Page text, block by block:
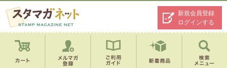
新規会員登録
ログインする